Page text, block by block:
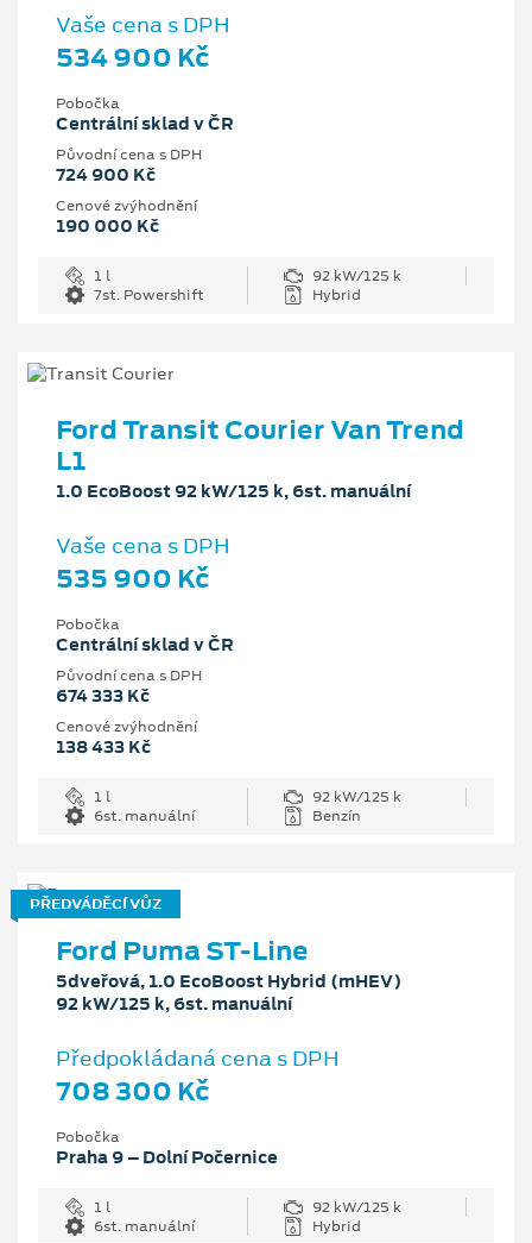
Vaše cena s DPH
534 900 Kč
Pobočka
Centrální sklad v ČR
Původní cena s DPH
724 900 Kč
Cenové zvýhodnění
190 000 Kč
1 l
92 kW/125 k
7st. Powershift
Hybrid
Ford Transit Courier Van Trend
L1
1.0 EcoBoost 92 kW/125 k, 6st. manuální
Vaše cena s DPH
535 900 Kč
Pobočka
Centrální sklad v ČR
Původní cena s DPH
674 333 Kč
Cenové zvýhodnění
138 433 Kč
1 l
92 kW/125 k
6st. manuální
Benzín
PŘEDVÁDĚCÍ VŮZ
Ford Puma ST-Line
5dveřová, 1.0 EcoBoost Hybrid (mHEV)
92 kW/125 k, 6st. manuální
Předpokládaná cena s DPH
708 300 Kč
Pobočka
Praha 9 – Dolní Počernice
1 l
92 kW/125 k
6st. manuální
Hybrid